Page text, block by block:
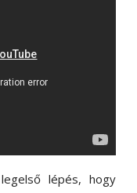
lépés, hogy